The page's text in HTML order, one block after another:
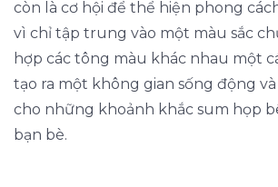
còn là cơ hội để thể hiện phong
vì chỉ tập trung vào một màu sắc
hợp các tông màu khác nhau một
tạo ra một không gian sống động
cho những khoảnh khắc sum họp
bạn bè.